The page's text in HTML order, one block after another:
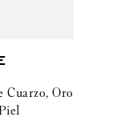
Oro